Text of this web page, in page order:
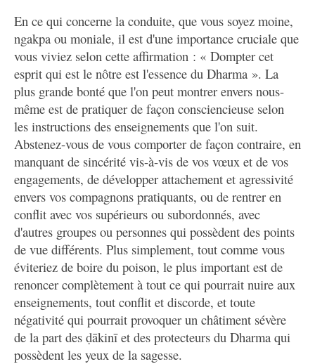
En ce qui concerne la conduite, que vous soyez moine,
ngakpa ou moniale, il est d'une importance cruciale que
vous viviez selon cette affirmation : « Dompter cet
esprit qui est le nôtre est l'essence du Dharma ». La
plus grande bonté que l'on peut montrer envers nous-
même est de pratiquer de façon consciencieuse selon
les instructions des enseignements que l'on suit.
Abstenez-vous de vous comporter de façon contraire, en
manquant de sincérité vis-à-vis de vos vœux et de vos
engagements, de développer attachement et agressivité
envers vos compagnons pratiquants, ou de rentrer en
conflit avec vos supérieurs ou subordonnés, avec
d'autres groupes ou personnes qui possèdent des points
de vue différents. Plus simplement, tout comme vous
éviteriez de boire du poison, le plus important est de
renoncer complètement à tout ce qui pourrait nuire aux
enseignements, tout conflit et discorde, et toute
négativité qui pourrait provoquer un châtiment sévère
de la part des ḍākinī et des protecteurs du Dharma qui
possèdent les yeux de la sagesse.